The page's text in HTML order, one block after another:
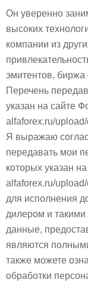
Он уверенно
высоких
компании из
эмитентов, биржа
Перечень
указан на сайте
alfaforex.ru/
Я выражаю
передавать мои
которых указан
alfaforex.ru/
для исполнения
дилером и
данные,
являются
также можете
обработки